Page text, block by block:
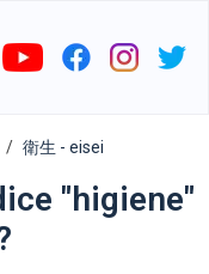
衛生 - eisei
"higiene"